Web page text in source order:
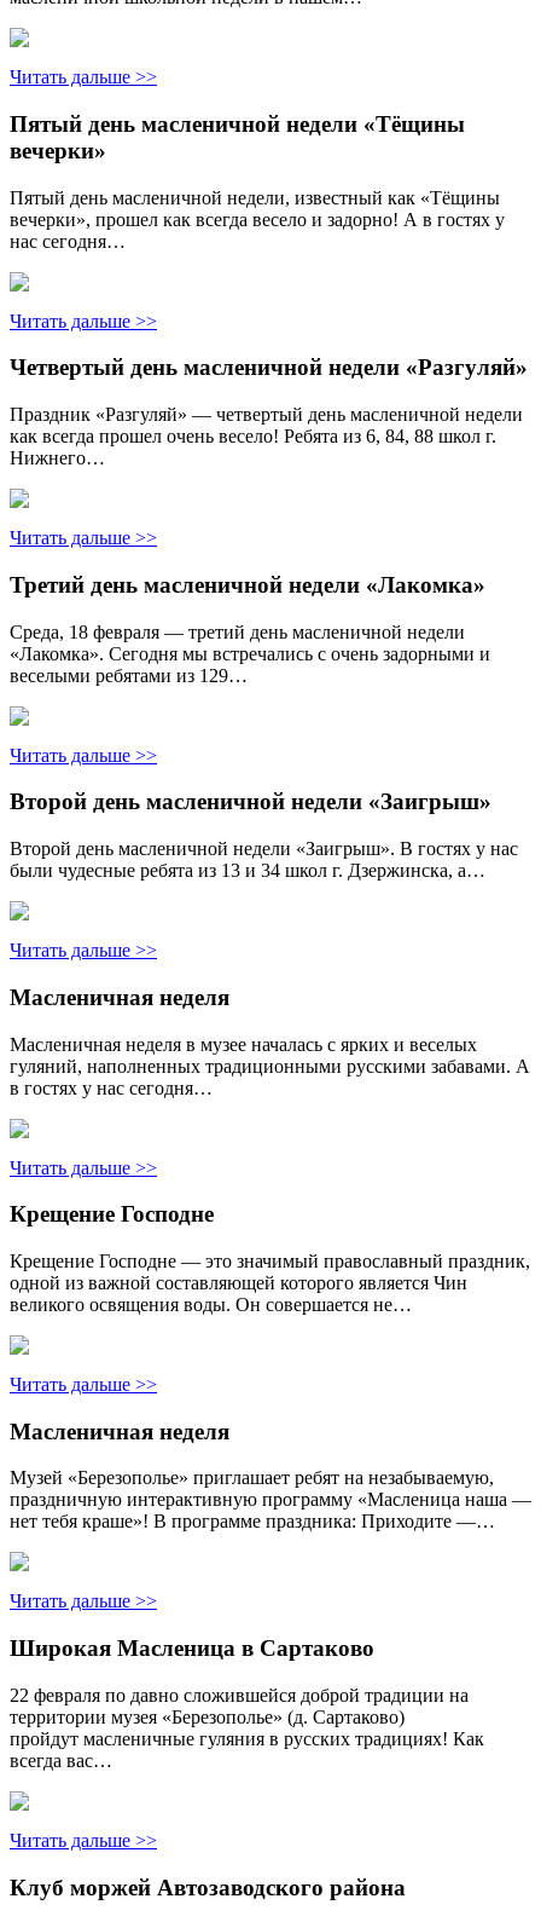
Читать дальше >>
Пятый день масленичной недели «Тёщины
вечерки»
Пятый день масленичной недели, известный как «Тёщины
вечерки», прошел как всегда весело и задорно! А в гостях у
нас сегодня…
Читать дальше >>
Четвертый день масленичной недели «Разгуляй»
Праздник «Разгуляй» — четвертый день масленичной недели
как всегда прошел очень весело! Ребята из 6, 84, 88 школ г.
Нижнего…
Читать дальше >>
Третий день масленичной недели «Лакомка»
Среда, 18 февраля — третий день масленичной недели
«Лакомка». Сегодня мы встречались с очень задорными и
веселыми ребятами из 129…
Читать дальше >>
Второй день масленичной недели «Заигрыш»
Второй день масленичной недели «Заигрыш». В гостях у нас
были чудесные ребята из 13 и 34 школ г. Дзержинска, а…
Читать дальше >>
Масленичная неделя
Масленичная неделя в музее началась с ярких и веселых
гуляний, наполненных традиционными русскими забавами. А
в гостях у нас сегодня…
Читать дальше >>
Крещение Господне
Крещение Господне — это значимый православный праздник,
одной из важной составляющей которого является Чин
великого освящения воды. Он совершается не…
Читать дальше >>
Масленичная неделя
Музей «Березополье» приглашает ребят на незабываемую,
праздничную интерактивную программу «Масленица наша —
нет тебя краше»! В программе праздника: Приходите —…
Читать дальше >>
Широкая Масленица в Сартаково
22 февраля по давно сложившейся доброй традиции на
территории музея «Березополье» (д. Сартаково)
пройдут масленичные гуляния в русских традициях! Как
всегда вас…
Читать дальше >>
Клуб моржей Автозаводского района